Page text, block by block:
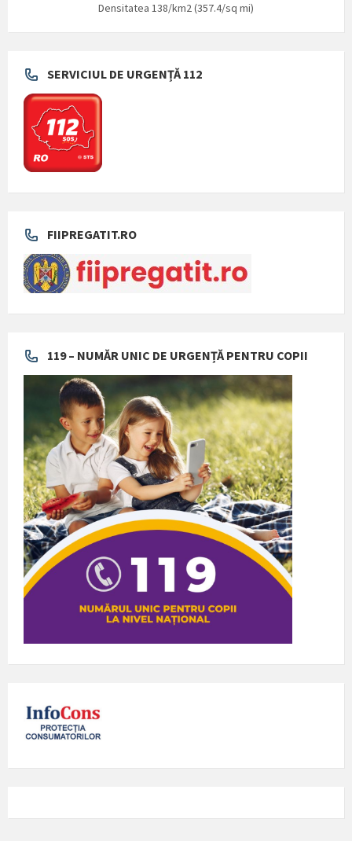
Densitatea 138/km2 (357.4/sq mi)
SERVICIUL DE URGENȚĂ 112
FIIPREGATIT.RO
119 – NUMĂR UNIC DE URGENȚĂ PENTRU COPII